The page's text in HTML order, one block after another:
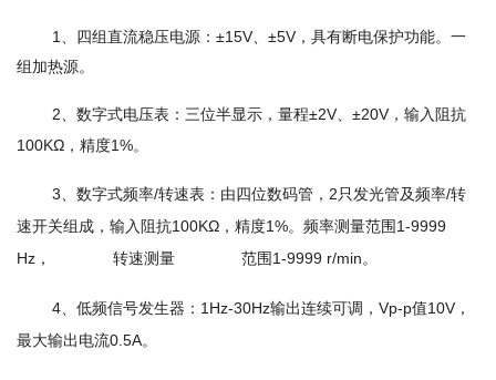
1、四组直流稳压电源：±15V、±5V，具有断电保护功能。一
组加热源。
2、数字式电压表：三位半显示，量程±2V、±20V，输入阻抗
100KΩ，精度1%。
3、数字式频率/转速表：由四位数码管，2只发光管及频率/转
速开关组成，输入阻抗100KΩ，精度1%。频率测量范围1-9999
Hz， 转速测量 范围1-9999 r/min。
4、低频信号发生器：1Hz-30Hz输出连续可调，Vp-p值10V，
最大输出电流0.5A。